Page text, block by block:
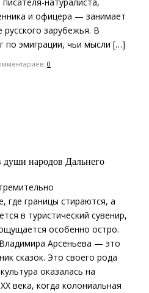
и офицера — занимает
зарубежья. В
по эмиграции, чьи мысли […]
0
народов Дальнего
где границы стираются, а
в туристический сувенир,
особенно остро.
Арсеньева — это
сказок. Это своего рода
оказалась на
века, когда колониальная